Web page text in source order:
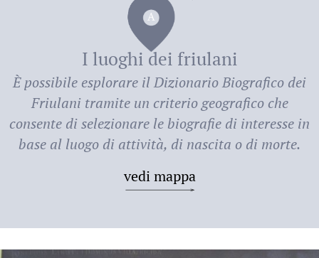
deiI luoghi dei friulani
È possibile esplorare ilDizionario Biografico dei
Friulani tramite un criterio geografico che
consente di selezionare le biografie di interesse in
base al luogo di attività, di nascita o di morte.
vedi mappa